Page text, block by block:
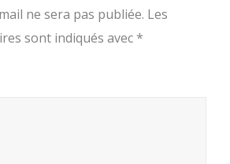
ne sera pas publiée. Les
sont indiqués avec *